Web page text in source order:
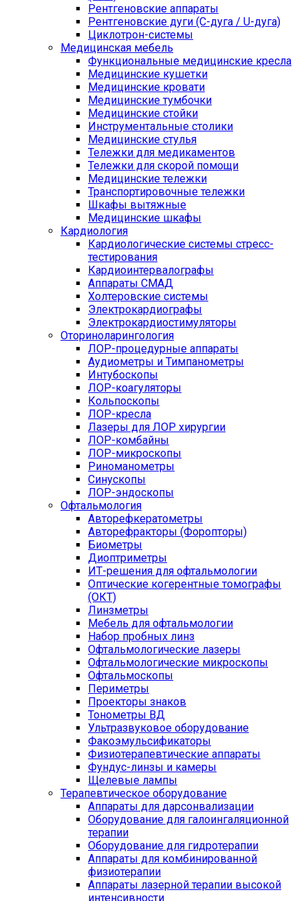
Рентгеновские аппараты
Рентгеновские дуги (С-дуга / U-дуга)
Циклотрон-системы
Медицинская мебель
Функциональные медицинские кресла
Медицинские кушетки
Медицинские кровати
Медицинские тумбочки
Медицинские стойки
Инструментальные столики
Медицинские стулья
Тележки для медикаментов
Тележки для скорой помощи
Медицинские тележки
Транспортировочные тележки
Шкафы вытяжные
Медицинские шкафы
Кардиология
Кардиологические системы стресс-
тестирования
Кардиоинтервалографы
Аппараты СМАД
Холтеровские системы
Электрокардиографы
Электрокардиостимуляторы
Оториноларингология
ЛОР-процедурные аппараты
Аудиометры и Тимпанометры
Интубоскопы
ЛОР-коагуляторы
Кольпоскопы
ЛОР-кресла
Лазеры для ЛОР хирургии
ЛОР-комбайны
ЛОР-микроскопы
Риноманометры
Синускопы
ЛОР-эндоскопы
Офтальмология
Авторефкератометры
Авторефракторы (Форопторы)
Биометры
Диоптриметры
ИТ-решения для офтальмологии
Оптические когерентные томографы
(ОКТ)
Линзметры
Мебель для офтальмологии
Набор пробных линз
Офтальмологические лазеры
Офтальмологические микроскопы
Офтальмоскопы
Периметры
Проекторы знаков
Тонометры ВД
Ультразвуковое оборудование
Факоэмульсификаторы
Физиотерапевтические аппараты
Фундус-линзы и камеры
Щелевые лампы
Терапевтическое оборудование
Аппараты для дарсонвализации
Оборудование для галоингаляционной
терапии
Оборудование для гидротерапии
Аппараты для комбинированной
физиотерапии
Аппараты лазерной терапии высокой
интенсивности